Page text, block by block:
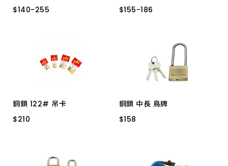
$140-255
$140-255
$155-186
$155-186
銅鎖 122# 吊卡
$210
$210
銅鎖 中長 鳥牌
$158
$158